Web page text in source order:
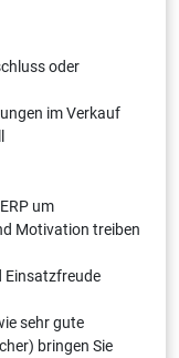
oder
im Verkauf
um
Motivation treiben
Einsatzfreude
sehr gute
bringen Sie